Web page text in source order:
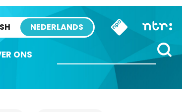
NEDERLANDS
ONS